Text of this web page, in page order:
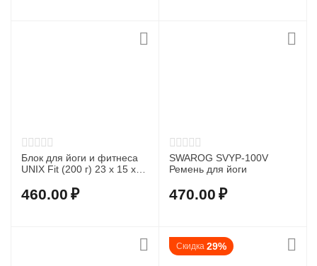
Блок для йоги и фитнеса
UNIX Fit (200 г) 23 х 15 х 7
460.00 ₽
SWAROG SVYP-100V
Ремень для йоги
470.00 ₽
Скидка 29%